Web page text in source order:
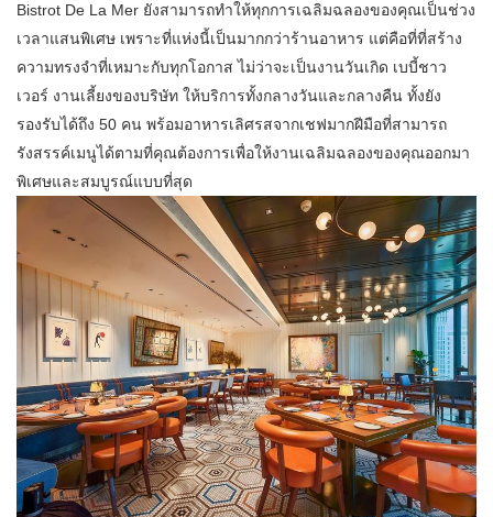
Bistrot De La Mer ยังสามารถทำให้ทุกการเฉลิมฉลองของคุณเป็นช่วง
เวลาแสนพิเศษ เพราะที่แห่งนี้เป็นมากกว่าร้านอาหาร แต่คือที่ที่สร้าง
ความทรงจำที่เหมาะกับทุกโอกาส ไม่ว่าจะเป็นงานวันเกิด เบบี้ชาว
เวอร์ งานเลี้ยงของบริษัท ให้บริการทั้งกลางวันและกลางคืน ทั้งยัง
รองรับได้ถึง 50 คน พร้อมอาหารเลิศรสจากเชฟมากฝีมือที่สามารถ
รังสรรค์เมนูได้ตามที่คุณต้องการเพื่อให้งานเฉลิมฉลองของคุณออกมา
พิเศษและสมบูรณ์แบบที่สุด